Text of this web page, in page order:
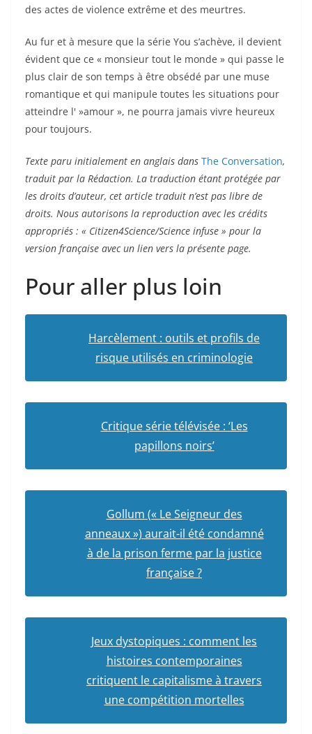
des actes de violence extrême et des meurtres.
Au fur et à mesure que la série You s’achève, il devient
évident que ce « monsieur tout le monde » qui passe le
plus clair de son temps à être obsédé par une muse
romantique et qui manipule toutes les situations pour
atteindre l' »amour », ne pourra jamais vivre heureux
pour toujours.
Texte paru initialement en anglais dans The Conversation,
traduit par la Rédaction. La traduction étant protégée par
les droits d’auteur, cet article traduit n’est pas libre de
droits. Nous autorisons la reproduction avec les crédits
appropriés : « Citizen4Science/Science infuse » pour la
version française avec un lien vers la présente page.
Pour aller plus loin
Harcèlement : outils et profils de
risque utilisés en criminologie
Critique série télévisée : ‘Les
papillons noirs’
Gollum (« Le Seigneur des
anneaux ») aurait-il été condamné
à de la prison ferme par la justice
française ?
Jeux dystopiques : comment les
histoires contemporaines
critiquent le capitalisme à travers
une compétition mortelles